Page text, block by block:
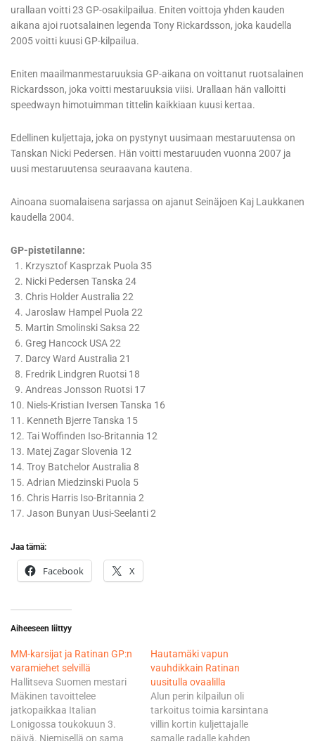
urallaan voitti 23 GP-osakilpailua. Eniten voittoja yhden kauden
aikana ajoi ruotsalainen legenda Tony Rickardsson, joka kaudella
2005 voitti kuusi GP-kilpailua.
Eniten maailmanmestaruuksia GP-aikana on voittanut ruotsalainen
Rickardsson, joka voitti mestaruuksia viisi. Urallaan hän valloitti
speedwayn himotuimman tittelin kaikkiaan kuusi kertaa.
Edellinen kuljettaja, joka on pystynyt uusimaan mestaruutensa on
Tanskan Nicki Pedersen. Hän voitti mestaruuden vuonna 2007 ja
uusi mestaruutensa seuraavana kautena.
Ainoana suomalaisena sarjassa on ajanut Seinäjoen Kaj Laukkanen
kaudella 2004.
GP-pistetilanne:
1. Krzysztof Kasprzak Puola 35
2. Nicki Pedersen Tanska 24
3. Chris Holder Australia 22
4. Jaroslaw Hampel Puola 22
5. Martin Smolinski Saksa 22
6. Greg Hancock USA 22
7. Darcy Ward Australia 21
8. Fredrik Lindgren Ruotsi 18
9. Andreas Jonsson Ruotsi 17
10. Niels-Kristian Iversen Tanska 16
11. Kenneth Bjerre Tanska 15
12. Tai Woffinden Iso-Britannia 12
13. Matej Zagar Slovenia 12
14. Troy Batchelor Australia 8
15. Adrian Miedzinski Puola 5
16. Chris Harris Iso-Britannia 2
17. Jason Bunyan Uusi-Seelanti 2
Jaa tämä:
Facebook X
Aiheeseen liittyy
MM-karsijat ja Ratinan GP:n
varamiehet selvillä
Hallitseva Suomen mestari
Mäkinen tavoittelee
jatkopaikkaa Italian
Lonigossa toukokuun 3.
päivä. Niemisellä on sama
Hautamäki vapun
vauhdikkain Ratinan
uusitulla ovaalilla
Alun perin kilpailun oli
tarkoitus toimia karsintana
villin kortin kuljettajalle
samalle radalle kahden